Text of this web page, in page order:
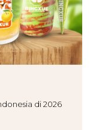
di 2026